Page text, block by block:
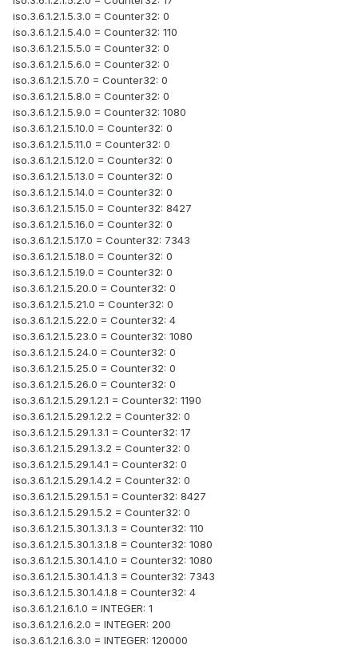
iso.3.6.1.2.1.5.3.0 = Counter32: 0
iso.3.6.1.2.1.5.4.0 = Counter32: 110
iso.3.6.1.2.1.5.5.0 = Counter32: 0
iso.3.6.1.2.1.5.6.0 = Counter32: 0
iso.3.6.1.2.1.5.7.0 = Counter32: 0
iso.3.6.1.2.1.5.8.0 = Counter32: 0
iso.3.6.1.2.1.5.9.0 = Counter32: 1080
iso.3.6.1.2.1.5.10.0 = Counter32: 0
iso.3.6.1.2.1.5.11.0 = Counter32: 0
iso.3.6.1.2.1.5.12.0 = Counter32: 0
iso.3.6.1.2.1.5.13.0 = Counter32: 0
iso.3.6.1.2.1.5.14.0 = Counter32: 0
iso.3.6.1.2.1.5.15.0 = Counter32: 8427
iso.3.6.1.2.1.5.16.0 = Counter32: 0
iso.3.6.1.2.1.5.17.0 = Counter32: 7343
iso.3.6.1.2.1.5.18.0 = Counter32: 0
iso.3.6.1.2.1.5.19.0 = Counter32: 0
iso.3.6.1.2.1.5.20.0 = Counter32: 0
iso.3.6.1.2.1.5.21.0 = Counter32: 0
iso.3.6.1.2.1.5.22.0 = Counter32: 4
iso.3.6.1.2.1.5.23.0 = Counter32: 1080
iso.3.6.1.2.1.5.24.0 = Counter32: 0
iso.3.6.1.2.1.5.25.0 = Counter32: 0
iso.3.6.1.2.1.5.26.0 = Counter32: 0
iso.3.6.1.2.1.5.29.1.2.1 = Counter32: 1190
iso.3.6.1.2.1.5.29.1.2.2 = Counter32: 0
iso.3.6.1.2.1.5.29.1.3.1 = Counter32: 17
iso.3.6.1.2.1.5.29.1.3.2 = Counter32: 0
iso.3.6.1.2.1.5.29.1.4.1 = Counter32: 0
iso.3.6.1.2.1.5.29.1.4.2 = Counter32: 0
iso.3.6.1.2.1.5.29.1.5.1 = Counter32: 8427
iso.3.6.1.2.1.5.29.1.5.2 = Counter32: 0
iso.3.6.1.2.1.5.30.1.3.1.3 = Counter32: 110
iso.3.6.1.2.1.5.30.1.3.1.8 = Counter32: 1080
iso.3.6.1.2.1.5.30.1.4.1.0 = Counter32: 1080
iso.3.6.1.2.1.5.30.1.4.1.3 = Counter32: 7343
iso.3.6.1.2.1.5.30.1.4.1.8 = Counter32: 4
iso.3.6.1.2.1.6.1.0 = INTEGER: 1
iso.3.6.1.2.1.6.2.0 = INTEGER: 200
iso.3.6.1.2.1.6.3.0 = INTEGER: 120000